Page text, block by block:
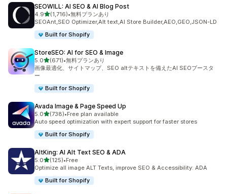
SEOWILL: AI SEO & AI Blog Post
4.95つ星中
(1,716)
合計レビュー数：1716件
•無料プランあり
SEOAnt,SEO Optimizer,Alt text,AI Store Builder,AEO,GEO,JSON-LD
Built for Shopify
StoreSEO: AI for SEO & Image
5.05つ星中
(671)
合計レビュー数：671件
•無料プランあり
画像最適化、サイトマップ、SEO altテキストを備えたAI SEOブースタ
ー
Built for Shopify
Avada Image & Page Speed Up
5.05つ星中
(738)
合計レビュー数：738件
•Free plan available
Auto speed optimization with expert support for faster stores
Built for Shopify
AltKing: AI Alt Text SEO & ADA
5.05つ星中
(125)
合計レビュー数：125件
•Free
Optimize all image ALT Texts, improve SEO & Accessibility: ADA
Built for Shopify